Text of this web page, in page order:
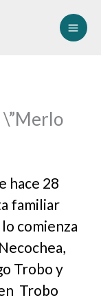
\”Merlo
hace 28
familiar
comienza
Trobo y
Trobo